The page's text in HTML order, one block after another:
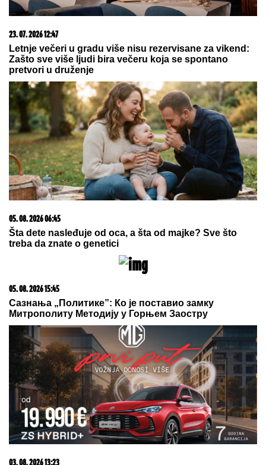
06. 08. 2026 07:08
Evo u kojim banjama važi vaučer od 10.000 dinara -
kompletan spisak destinacija u Srbiji
Koliko visoku temperaturu ljudsko telo može da izdrži?
23. 07. 2026 12:47
Zašto sve više ljudi bira večeru koja se spontano